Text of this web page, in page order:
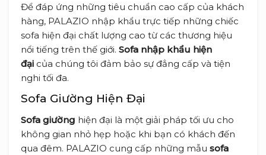
Để đáp ứng những tiêu chuẩn cao cấp của khách
hàng, PALAZIO nhập khẩu trực tiếp những chiếc
sofa hiện đại chất lượng cao từ các thương hiệu
nổi tiếng trên thế giới. Sofa nhập khẩu hiện
đại của chúng tôi đảm bảo sự đẳng cấp và tiện
nghi tối đa.
Sofa Giường Hiện Đại
Sofa giường hiện đại là một giải pháp tối ưu cho
không gian nhỏ hẹp hoặc khi bạn có khách đến
qua đêm. PALAZIO cung cấp những mẫu sofa